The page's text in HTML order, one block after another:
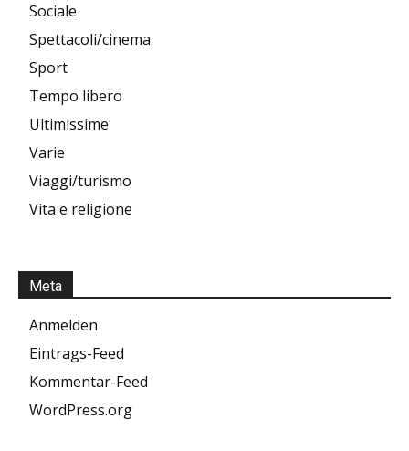
Sociale
Spettacoli/cinema
Sport
Tempo libero
Ultimissime
Varie
Viaggi/turismo
Vita e religione
Meta
Anmelden
Eintrags-Feed
Kommentar-Feed
WordPress.org